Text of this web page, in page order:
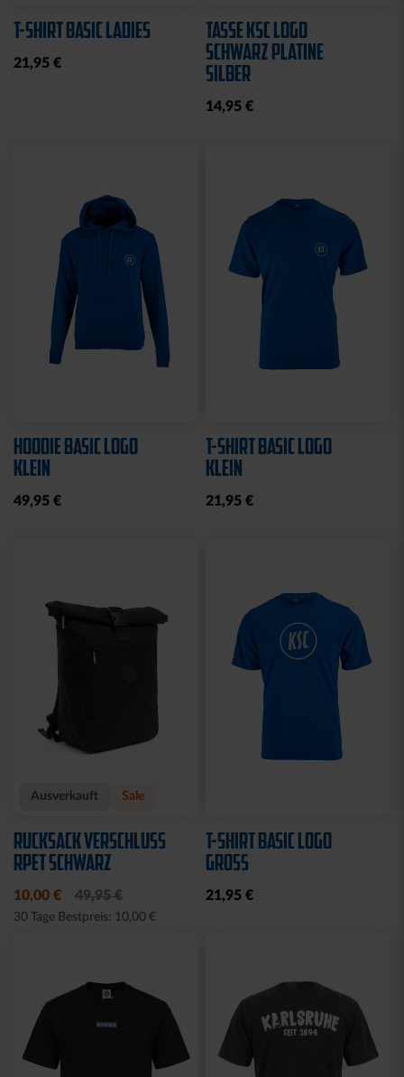
T-SHIRT BASIC LADIES
21,95 €
TASSE KSC LOGO
SCHWARZ PLATINE
SILBER
14,95 €
HOODIE BASIC LOGO
KLEIN
49,95 €
T-SHIRT BASIC LOGO
KLEIN
21,95 €
Ausverkauft Sale
RUCKSACK VERSCHLUSS
RPET SCHWARZ
10,00 € 49,95 €
30 Tage Bestpreis: 10,00 €
T-SHIRT BASIC LOGO
GROSS
21,95 €